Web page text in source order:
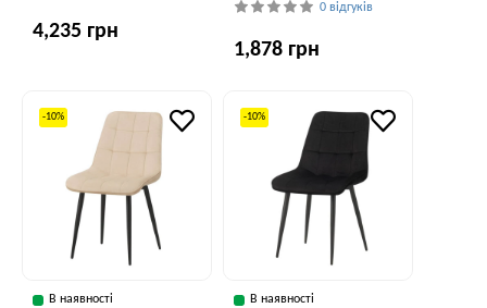
4,235 грн
0 відгуків
1,878 грн
-10%
В наявності
-10%
В наявності